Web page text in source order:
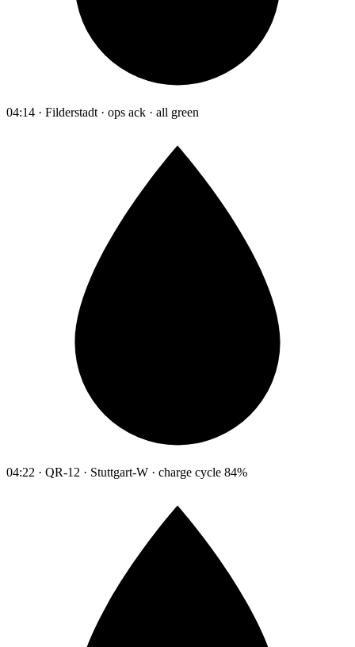
04:14 · Filderstadt · ops ack · all green
04:22 · QR-12 · Stuttgart-W · charge cycle 84%